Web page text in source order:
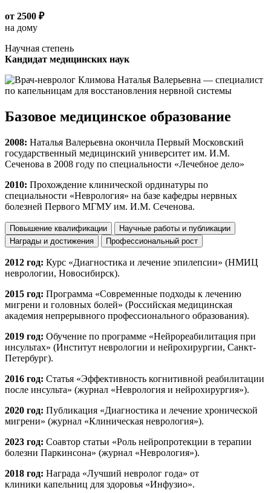
от 2500 ₽
на дому
Научная степень
Кандидат медицинских наук
Базовое медицинское образование
2008: Наталья Валерьевна окончила Первый Московский
государственный медицинский университет им. И.М.
Сеченова в 2008 году по специальности «Лечебное дело»
2010: Прохождение клинической ординатуры по
специальности «Неврология» на базе кафедры нервных
болезней Первого МГМУ им. И.М. Сеченова.
Повышение квалификации
Научные работы и публикации
Награды и достижения
Профессиональный рост
2012 год: Курс «Диагностика и лечение эпилепсии» (НМИЦ
неврологии, Новосибирск).
2015 год: Программа «Современные подходы к лечению
мигрени и головных болей» (Российская медицинская
академия непрерывного профессионального образования).
2019 год: Обучение по программе «Нейрореабилитация при
инсультах» (Институт неврологии и нейрохирургии, Санкт-
Петербург).
2016 год: Статья «Эффективность когнитивной реабилитации
после инсульта» (журнал «Неврология и нейрохирургия»).
2020 год: Публикация «Диагностика и лечение хронической
мигрени» (журнал «Клиническая неврология»).
2023 год: Соавтор статьи «Роль нейропротекции в терапии
болезни Паркинсона» (журнал «Неврология»).
2018 год: Награда «Лучший невролог года» от
клиники капельниц для здоровья «Инфузио».